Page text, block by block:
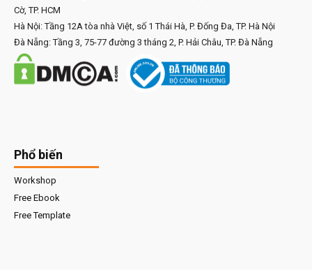
Cờ, TP. HCM
Hà Nội: Tầng 12A tòa nhà Việt, số 1 Thái Hà, P. Đống Đa, TP. Hà Nội
Đà Nẵng: Tầng 3, 75-77 đường 3 tháng 2, P. Hải Châu, TP. Đà Nẵng
Phổ biến
Workshop
Free Ebook
Free Template